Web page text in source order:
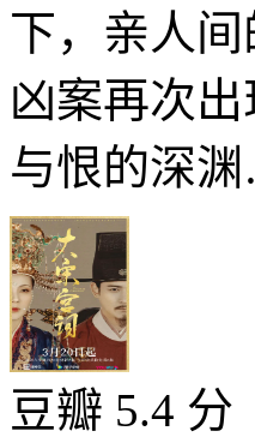
下，亲人
凶案再次
与恨的深
豆瓣 5.4 分